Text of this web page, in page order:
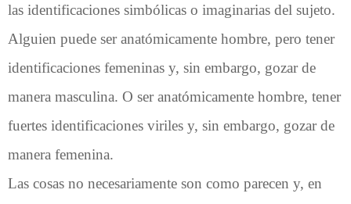
las identificaciones simbólicas o imaginarias del sujeto.
Alguien puede ser anatómicamente hombre, pero tener
identificaciones femeninas y, sin embargo, gozar de
manera masculina. O ser anatómicamente hombre, tener
fuertes identificaciones viriles y, sin embargo, gozar de
manera femenina.
Las cosas no necesariamente son como parecen y, en